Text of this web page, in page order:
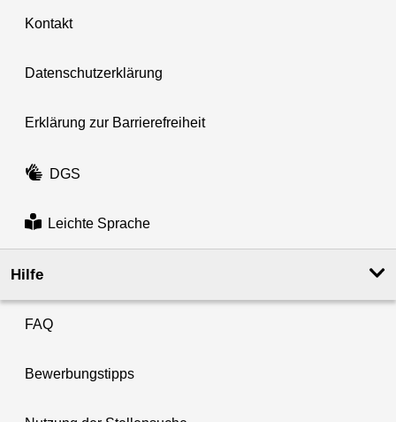
Kontakt
Datenschutzerklärung
Erklärung zur Barrierefreiheit
DGS
Leichte Sprache
Hilfe
FAQ
Bewerbungstipps